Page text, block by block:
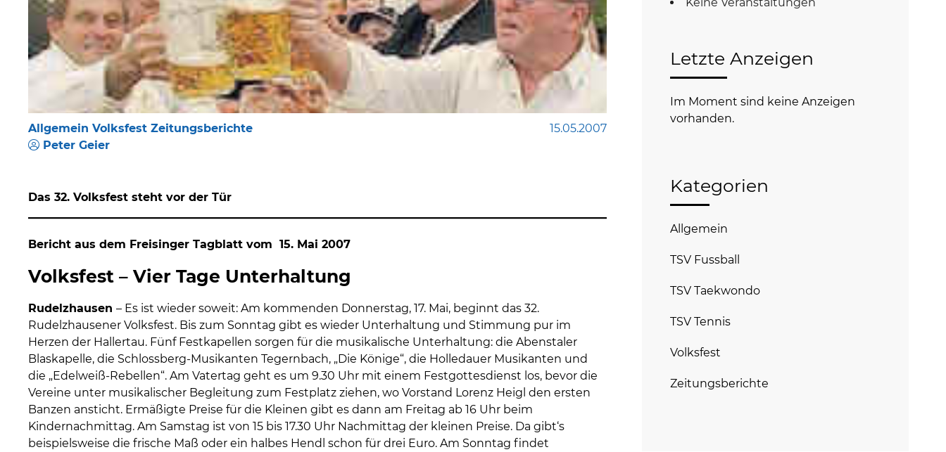
Allgemein Volksfest Zeitungsberichte
Peter Geier
15.05.2007
Das 32. Volksfest steht vor der Tür
Bericht aus dem Freisinger Tagblatt vom 15. Mai 2007
Volksfest – Vier Tage Unterhaltung
Rudelzhausen – Es ist wieder soweit: Am kommenden Donnerstag, 17. Mai, beginnt das 32.
Rudelzhausener Volksfest. Bis zum Sonntag gibt es wieder Unterhaltung und Stimmung pur im
Herzen der Hallertau. Fünf Festkapellen sorgen für die musikalische Unterhaltung: die Abenstaler
Blaskapelle, die Schlossberg-Musikanten Tegernbach, „Die Könige“, die Holledauer Musikanten und
die „Edelweiß-Rebellen“. Am Vatertag geht es um 9.30 Uhr mit einem Festgottesdienst los, bevor die
Vereine unter musikalischer Begleitung zum Festplatz ziehen, wo Vorstand Lorenz Heigl den ersten
Banzen ansticht. Ermäßigte Preise für die Kleinen gibt es dann am Freitag ab 16 Uhr beim
Kindernachmittag. Am Samstag ist von 15 bis 17.30 Uhr Nachmittag der kleinen Preise. Da gibt‘s
beispielsweise die frische Maß oder ein halbes Hendl schon für drei Euro. Am Sonntag findet
Letzte Anzeigen
Im Moment sind keine Anzeigen
vorhanden.
Kategorien
Allgemein
TSV Fussball
TSV Taekwondo
TSV Tennis
Volksfest
Zeitungsberichte